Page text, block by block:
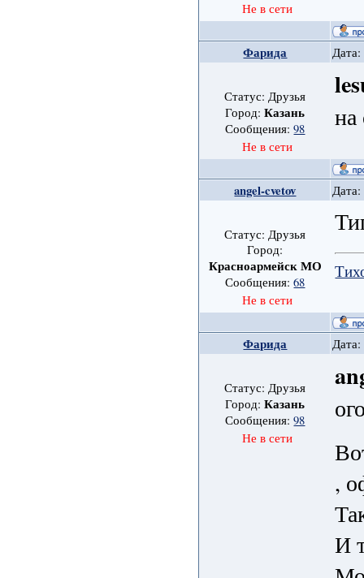
Не в сети
Фарида
Статус: Друзья
Город:Казань
Сообщения:98
Не в сети
на
angel-cvetov
Статус: Друзья
Город:
Красноармейск МО
Сообщения:68
Не в сети
Фарида
Статус: Друзья
Город:Казань
Сообщения:98
Не в сети
,
И